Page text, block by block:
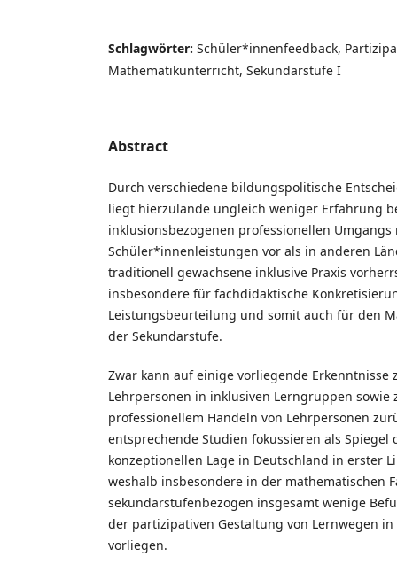
Schlagwörter: Schüler*innenfeedback,
Mathematikunterricht, Sekundarstufe I
Abstract
Durch verschiedene bildungspolitische
liegt hierzulande ungleich weniger Erfahrung
inklusionsbezogenen professionellen Umgangs
Schüler*innenleistungen vor als in anderen
traditionell gewachsene inklusive Praxis
insbesondere für fachdidaktische
Leistungsbeurteilung und somit auch für den
der Sekundarstufe.
Zwar kann auf einige vorliegende Erkenntnisse
Lehrpersonen in inklusiven Lerngruppen sowie
professionellem Handeln von Lehrpersonen
entsprechende Studien fokussieren als
konzeptionellen Lage in Deutschland in erster
weshalb insbesondere in der mathematischen
sekundarstufenbezogen insgesamt wenige
der partizipativen Gestaltung von Lernwegen
vorliegen.